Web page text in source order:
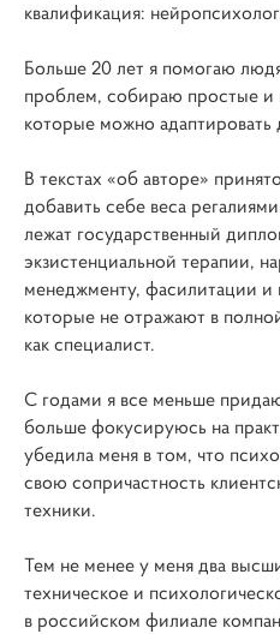
квалификация:
Больше 20 лет я помогаю
проблем, собираю простые и
которые можно адаптировать
В текстах «об авторе»
добавить себе веса
лежат государственный
экзистенциальной терапии,
менеджменту, фасилитации и
которые не отражают в
как специалист.
С годами я все меньше
больше фокусируюсь на
убедила меня в том, что
свою сопричастность
техники.
Тем не менее у меня два
техническое и
в российском филиале